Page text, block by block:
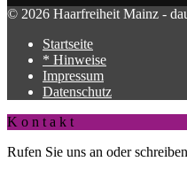
Haarfreiheit
© 2026 Haarfreiheit Mainz -
Startseite
* Hinweise
Impressum
Datenschutz
K o n t a k t
Rufen Sie uns an oder